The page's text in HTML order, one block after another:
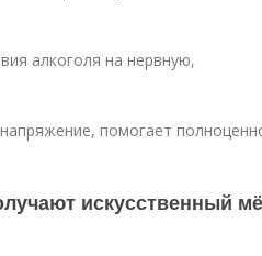
алкоголя на нервную,
помогает
искусственный